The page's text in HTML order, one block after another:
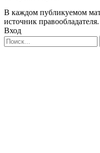
В каждом публикуемом
источник правообладателя.
Вход